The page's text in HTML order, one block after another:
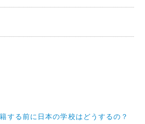
する前に日本の学校はどうするの？